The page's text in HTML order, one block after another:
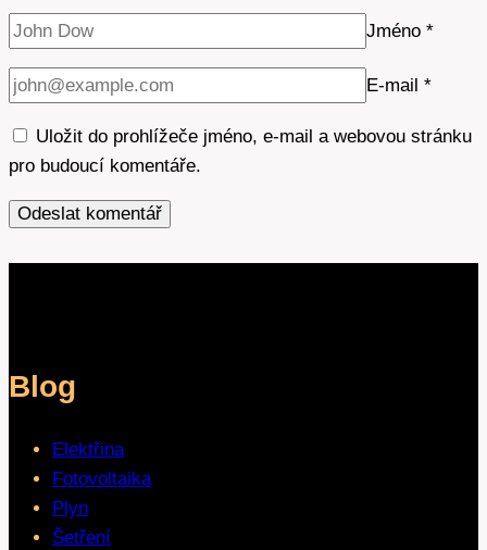
Jméno *
E-mail *
Uložit do prohlížeče jméno, e-mail a webovou stránku
pro budoucí komentáře.
Blog
Elektřina
Fotovoltaika
Plyn
Šetření